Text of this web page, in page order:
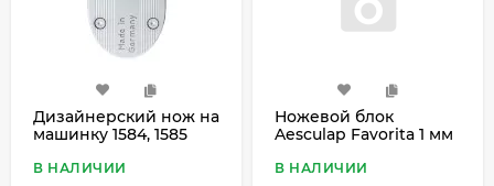
Дизайнерский нож на
машинку 1584, 1585
В НАЛИЧИИ
Ножевой блок
Aesculap Favorita 1 мм
В НАЛИЧИИ